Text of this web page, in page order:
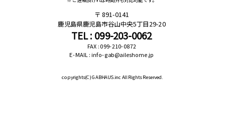
891-0141
鹿児島県鹿児島市谷山中央5丁目29-20
TEL : 099-203-0062
FAX : 099-210-0872
E-MAIL : info-gab@aileshome.jp
copyrights(C)GABHAUS.inc All Rights Reserved.